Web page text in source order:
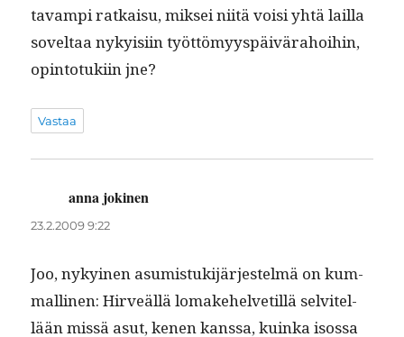
tavampi ratkaisu, mik­sei niitä voisi yhtä lail­la
soveltaa nyky­isi­in työt­tömyyspäivära­hoi­hin,
opin­to­tuki­in jne?
Vastaa
anna jokinen
23.2.2009 9:22
Joo, nykyi­nen asum­is­tuk­i­jär­jestelmä on kum­
malli­nen: Hirveäl­lä lomake­hel­vetil­lä selvitel­
lään mis­sä asut, kenen kanssa, kuin­ka isos­sa